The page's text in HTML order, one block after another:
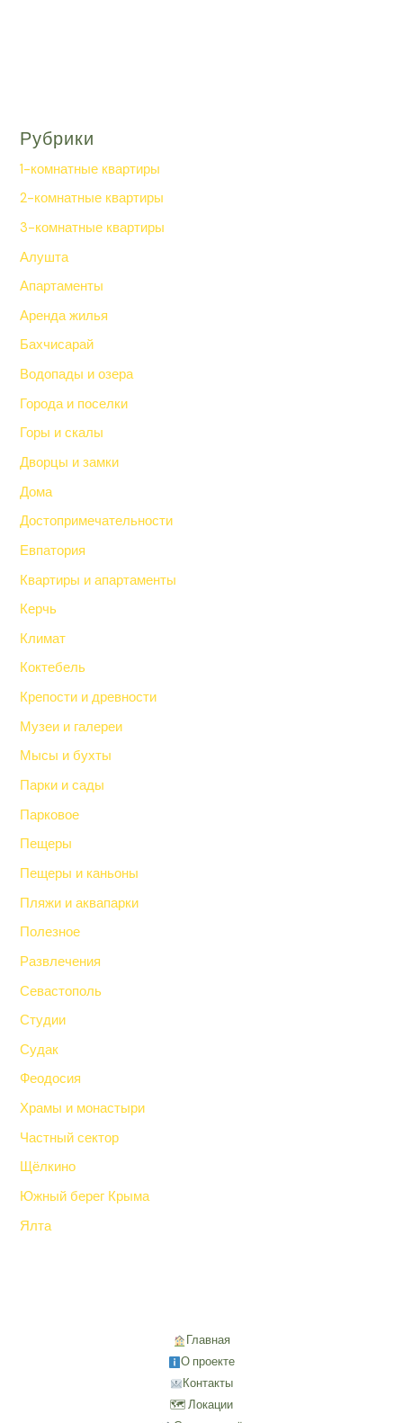
Рубрики
1-комнатные квартиры
2-комнатные квартиры
3-комнатные квартиры
Алушта
Апартаменты
Аренда жилья
Бахчисарай
Водопады и озера
Города и поселки
Горы и скалы
Дворцы и замки
Дома
Достопримечательности
Евпатория
Квартиры и апартаменты
Керчь
Климат
Коктебель
Крепости и древности
Музеи и галереи
Мысы и бухты
Парки и сады
Парковое
Пещеры
Пещеры и каньоны
Пляжи и аквапарки
Полезное
Развлечения
Севастополь
Студии
Судак
Феодосия
Храмы и монастыри
Частный сектор
Щёлкино
Южный берег Крыма
Ялта
Главная
О проекте
Контакты
🗺 Локации